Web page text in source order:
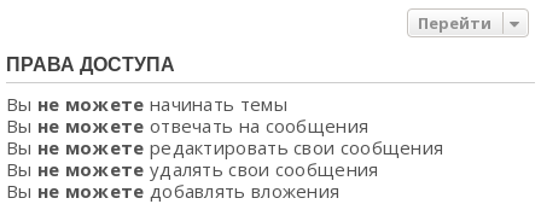
Перейти
ПРАВА ДОСТУПА
Вы не можете начинать темы
Вы не можете отвечать на сообщения
Вы не можете редактировать свои сообщения
Вы не можете удалять свои сообщения
Вы не можете добавлять вложения